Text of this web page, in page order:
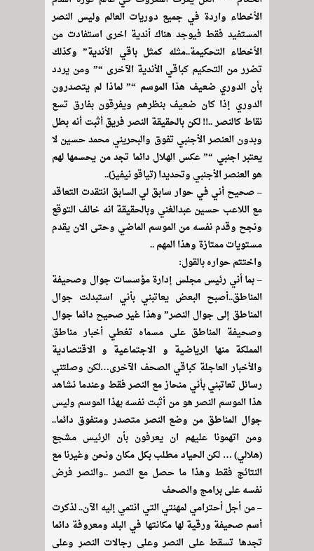
الأخطاء واردة في جميع دوريات العالم وليس النصر
المستفيد فقط فيوجد هناك أندية اخرى استفادت من
الأخطاء التحكيمة..مثله كمثل باقي الأندية” وكذلك
تضرر من التحكيم كباقي الأندية الآخرى “” ومن يردد
بأن الدوري ضعيف هذا الموسم “” لماذا لم يتصدرون
الدوري إذا كان ضعيف بنظرهم ويفرقون بفارق تسع
نقاط كالنصر ..!! لكن بالحقيقة النصر فريق أثبت أنه بطل
وبدون العنصر الأجنبي تفوق والبحريني محمد حسين لا
يعتبر اجنبي “” عكس الهلال دائما تجد من يحسمها لهم
هو العنصر الأجنبي وتحديدا (تياقو نيفيز)..
– صحيح أني في حوار سابق لي السابق انتقدت التعاقد
مع اللاعب حسين عبدالغني وبالحقيقة انه خالف التوقع
ونجح وقدم نفسه من الموسم الماضي وحتى الان يقدم
مستويات ممتازة وهذا المهم ..
واختتم حواره بالقول:
– بما أني رئيس مجلس إدارة مؤسسات جوال وصحيفة
المناطق..أصبح البعض يعاتبني بأني استبدلت جوال
المناطق إلى جوال النصر” وهذا غير صحيح دائما جوال
وصحيفة المناطق على مسماه تغطي أخبار مناطق
المملكة منها الرياضية و الاجتماعية و الاقتصادية
والأخبار العاجلة كباقي الصحف الآخرى…لكن وصلتني
رسائل تعاتبني بأني منحاز مع النصر فقط وعندما نشاهد
هذا الموسم النصر هو من أثبت نفسه بهذا الموسم وليس
جوال المناطق من وضع النصر متصدر ومتفوق دائما..
ومن اتهمونا عليهم ان يعرفون بأن الرئيس مشجع
(هلالي) … لكن الحياد مطلب بكل مكان ونحن وغيرنا مع
النتائج فقط وهذا ما حصل مع النصر ..والنصر فرض
نفسه على برامج والصحف
– من أجل أحترامي لمهنتي التي انتمي إليه الآن.. لذكرت
أسم صحيفة ورقية لها مكانتها في البلد ومعروفة دائما
تجدها تسقط على النصر وعلى رجالات النصر وعلى